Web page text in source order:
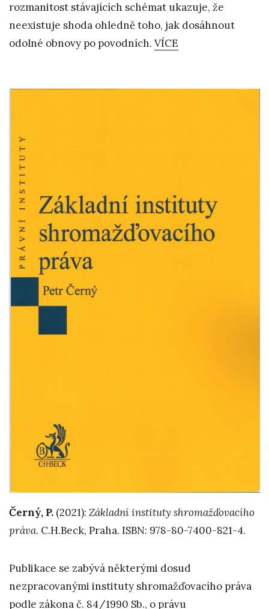
rozmanitost stávajících schémat ukazuje, že
neexistuje shoda ohledně toho, jak dosáhnout
odolné obnovy po povodních. VÍCE
Černý, P. (2021): Základní instituty shromažďovacího
práva. C.H.Beck, Praha. ISBN: 978-80-7400-821-4.
Publikace se zabývá některými dosud
nezpracovanými instituty shromažďovacího práva
podle zákona č. 84/1990 Sb., o právu